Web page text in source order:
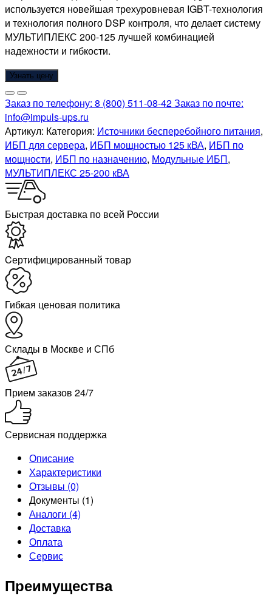
используется новейшая трехуровневая IGBT-технология
и технология полного DSP контроля, что делает систему
МУЛЬТИПЛЕКС 200-125 лучшей комбинацией
надежности и гибкости.
Узнать цену
Заказ по телефону: 8 (800) 511-08-42Заказ по почте:
info@impuls-ups.ru
Артикул: Категория: Источники бесперебойного питания,
ИБП для сервера, ИБП мощностью 125 кВА, ИБП по
мощности, ИБП по назначению, Модульные ИБП,
МУЛЬТИПЛЕКС 25-200 кВА
Быстрая доставка по всей России
Cертифицированный товар
Гибкая ценовая политика
Склады в Москве и СПб
Прием заказов 24/7
Сервисная поддержка
Описание
Характеристики
Отзывы (0)
Документы (1)
Аналоги (4)
Доставка
Оплата
Сервис
Преимущества